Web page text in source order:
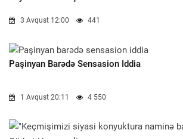
3 Avqust 12:00 441
Paşinyan Barədə Sensasion Iddia
1 Avqust 20:11 4 550